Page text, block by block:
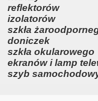
reflektorów
izolatorów
szkła
doniczek
szkła okularowego
ekranów i lamp
szyb